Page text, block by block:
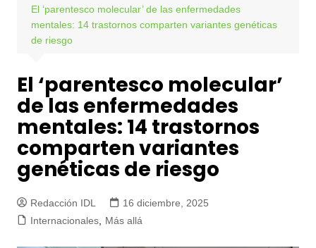
El ‘parentesco molecular’ de las enfermedades
mentales: 14 trastornos comparten variantes genéticas
de riesgo
El ‘parentesco molecular’
de las enfermedades
mentales: 14 trastornos
comparten variantes
genéticas de riesgo
Redacción IDL
16 diciembre, 2025
Internacionales, Más allá